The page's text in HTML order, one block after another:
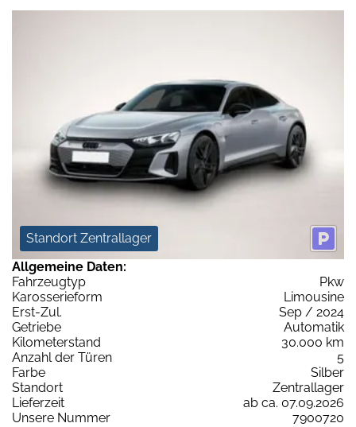
Standort Zentrallager
Allgemeine Daten:
Fahrzeugtyp
Pkw
Karosserieform
Limousine
Erst-Zul.
Sep / 2024
Getriebe
Automatik
Kilometerstand
30.000 km
Anzahl der Türen
5
Farbe
Silber
Standort
Zentrallager
Lieferzeit
ab ca. 07.09.2026
Unsere Nummer
7900720